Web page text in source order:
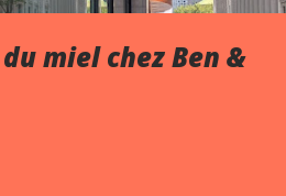
miel chez Ben &